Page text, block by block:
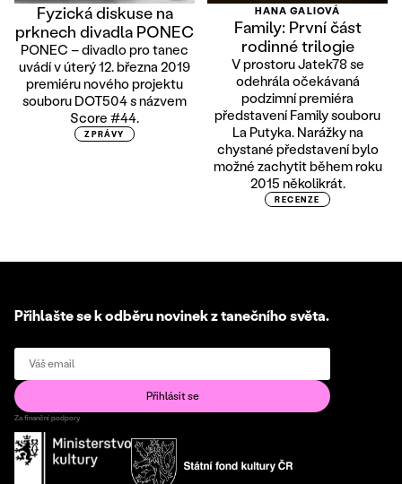
Fyzická diskuse na
prknech divadla PONEC
PONEC – divadlo pro tanec
uvádí v úterý 12. března 2019
premiéru nového projektu
souboru DOT504 s názvem
Score #44.
ZPRÁVY
HANA GALIOVÁ
Family: První část
rodinné trilogie
V prostoru Jatek78 se
odehrála očekávaná
podzimní premiéra
představení Family souboru
La Putyka. Narážky na
chystané představení bylo
možné zachytit během roku
2015 několikrát.
RECENZE
Přihlašte se k odběru novinek z tanečního světa.
Za finanční podpory